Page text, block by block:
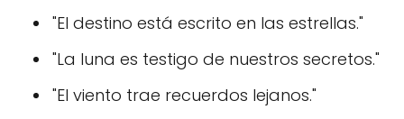
"El destino está escrito en las estrellas."
"La luna es testigo de nuestros secretos."
"El viento trae recuerdos lejanos."